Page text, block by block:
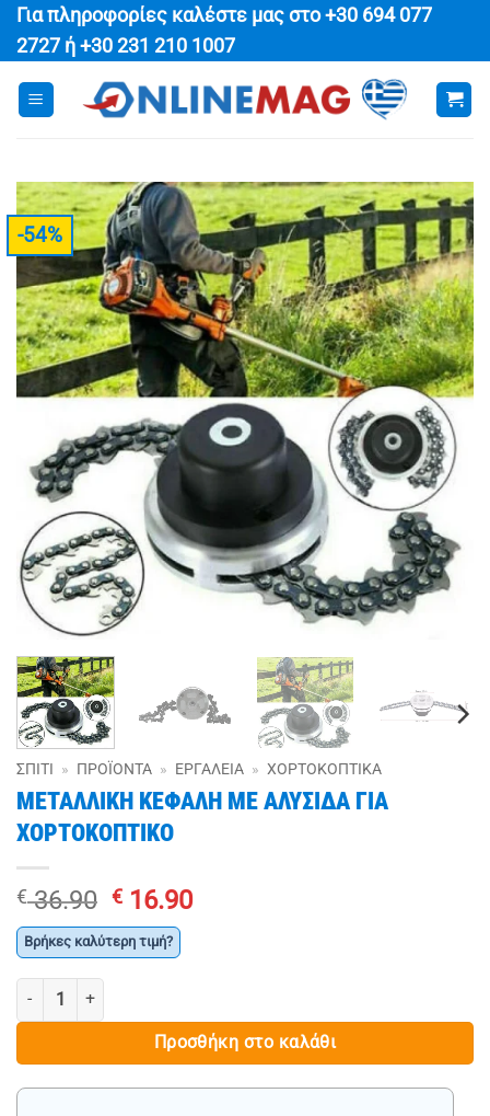
Μετάβαση
στο
περιεχόμενο
Για πληροφορίες καλέστε μας στο +30 694 077
2727 ή +30 231 210 1007
-54%
ΣΠΊΤΙ » ΠΡΟΪΌΝΤΑ » ΕΡΓΑΛΕΊΑ » ΧΟΡΤΟΚΟΠΤΙΚΆ
ΜΕΤΑΛΛΙΚΗ ΚΕΦΑΛΗ ΜΕ ΑΛΥΣΙΔΑ ΓΙΑ
ΧΟΡΤΟΚΟΠΤΙΚΟ
€36.90 Original
price
was:
€ 16.90Η
Βρήκες καλύτερη τιμή?
ΜΕΤΑΛΛΙΚΗ ΚΕΦΑΛΗ ΜΕ ΑΛΥΣΙΔΑ ΓΙΑ ΧΟΡΤΟΚΟΠΤΙΚΟ ποσότητα
Προσθήκη στο καλάθι